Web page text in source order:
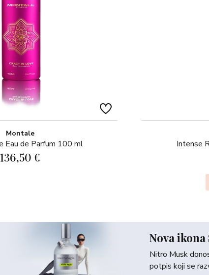
Montale
Eau de Parfum 100 ml
136,50 €
Intense
Nova
Nitro Musk
potpis koji se